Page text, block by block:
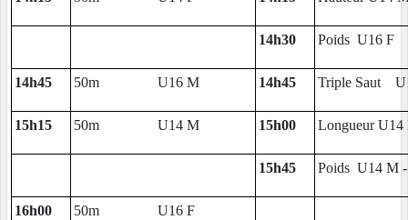
14h30 Poids U16 F
14h45 50m U16 M 14h45 Triple Saut
15h15 50m U14 M 15h00 Longueur U14
15h45 Poids U14 M
16h00 50m U16 F